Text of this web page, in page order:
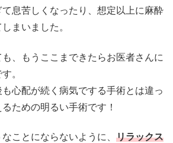
息苦しくなったり、想定以上に麻酔
まいました。
、もうここまできたらお医者さんに
。
心配が続く病気でする手術とは違っ
ための明るい手術です！
ことにならないように、 リラックス